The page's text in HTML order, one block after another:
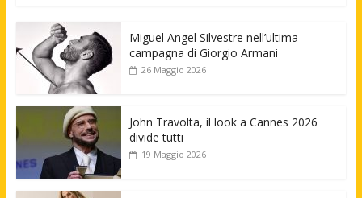
Miguel Angel Silvestre nell’ultima
campagna di Giorgio Armani
26 Maggio 2026
John Travolta, il look a Cannes 2026
divide tutti
19 Maggio 2026